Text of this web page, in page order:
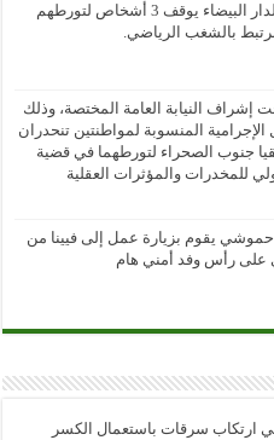
أمن مولاي رشيد بالدار البيضاء يوقف 3 أشخاص لتورطهم
بالشغب الرياضي.
النيابة العامة المختصة، وذلك
الإجرامية المنسوبة لمواطنتين تنحدران
جنوب الصحراء لتورطهما في قضية
للمخدرات والمؤثرات العقلية
حموشي يقوم بزيارة عمل إلى فيينا من
ارتكاب سرقات باستعمال الكسر